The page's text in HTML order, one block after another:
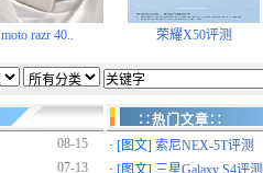
moto razr 40.. 荣耀X50评测
∷热门文章∷
08-15
07-13
· [图文] 索尼NEX-5T评测
· [图文] 三星Galaxy S4评测